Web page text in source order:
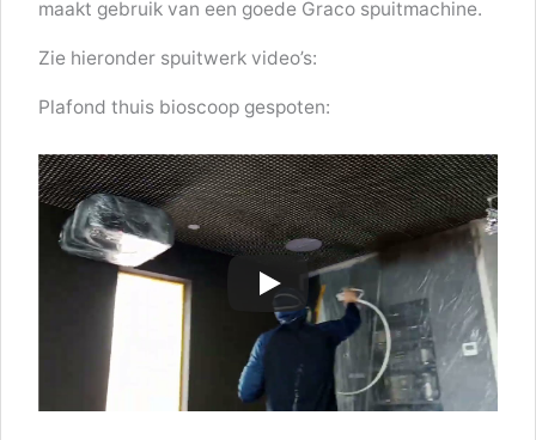
maakt gebruik van een goede Graco spuitmachine.
Zie hieronder spuitwerk video’s:
Plafond thuis bioscoop gespoten: